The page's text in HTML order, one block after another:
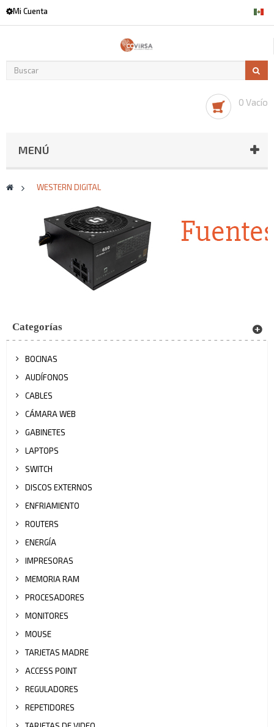
Mi Cuenta
0 Vacío
MENÚ
> WESTERN DIGITAL
Categorías
BOCINAS
AUDÍFONOS
CABLES
CÁMARA WEB
GABINETES
LAPTOPS
SWITCH
DISCOS EXTERNOS
ENFRIAMIENTO
ROUTERS
ENERGÍA
IMPRESORAS
MEMORIA RAM
PROCESADORES
MONITORES
MOUSE
TARJETAS MADRE
ACCESS POINT
REGULADORES
REPETIDORES